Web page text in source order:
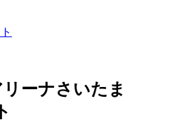
ーナさいたま